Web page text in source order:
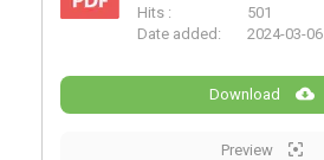
Hits :
501
Date added:
2024-03-06
Download
Preview